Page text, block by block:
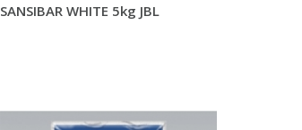
SANSIBAR WHITE 5kg JBL